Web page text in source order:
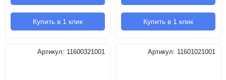
Купить в 1 клик Купить в 1 клик
Артикул: 11600321001 Артикул: 11601021001